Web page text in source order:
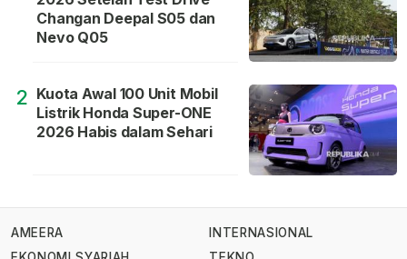
Changan Deepal S05 dan
Nevo Q05
2 Kuota Awal 100 Unit Mobil
Listrik Honda Super-ONE
2026 Habis dalam Sehari
AMEERA
INTERNASIONAL